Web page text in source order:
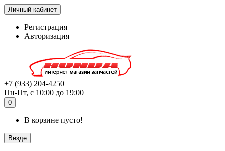
Личный кабинет
Регистрация
Авторизация
+7 (933) 204-4250
Пн-Пт, с 10:00 до 19:00
0
В корзине пусто!
Везде